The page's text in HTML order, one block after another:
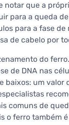
notar que a
para a queda
para a fase de
de cabelo por
do ferro.
de DNA nas
baixos: um valor
comuns de
ferro também